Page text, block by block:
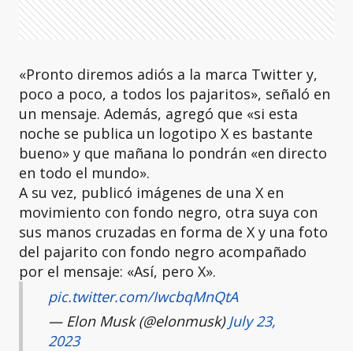
«Pronto diremos adiós a la marca Twitter y,
poco a poco, a todos los pajaritos», señaló en
un mensaje. Además, agregó que «si esta
noche se publica un logotipo X es bastante
bueno» y que mañana lo pondrán «en directo
en todo el mundo».
A su vez, publicó imágenes de una X en
movimiento con fondo negro, otra suya con
sus manos cruzadas en forma de X y una foto
del pajarito con fondo negro acompañado
por el mensaje: «Así, pero X».
pic.twitter.com/IwcbqMnQtA
— Elon Musk (@elonmusk)July 23,
2023